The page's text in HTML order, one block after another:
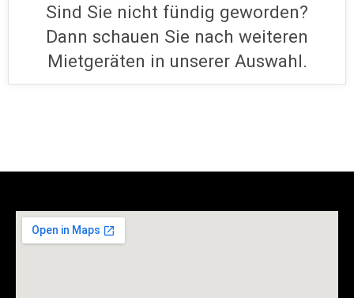
Sind Sie nicht fündig geworden?
Dann schauen Sie nach weiteren
Mietgeräten in unserer Auswahl.